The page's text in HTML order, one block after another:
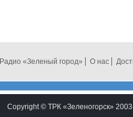
Радио «Зеленый город» О нас
Copyright © ТРК «Зеленогорск»